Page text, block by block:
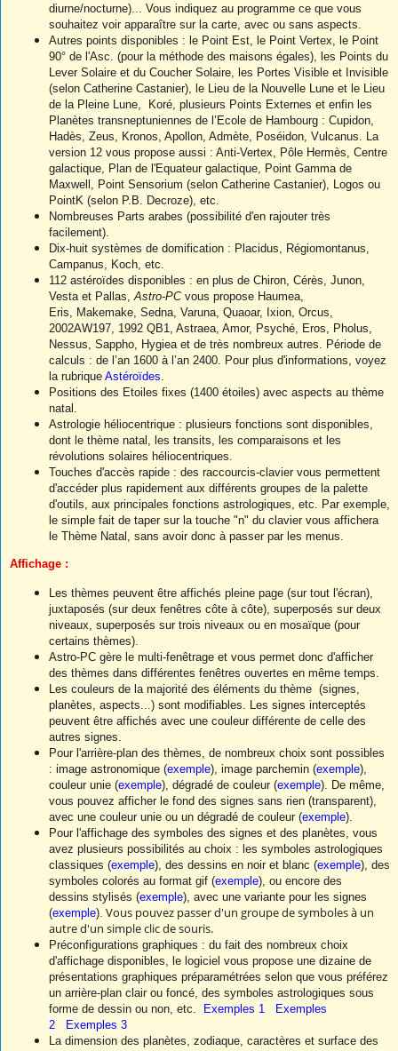
diurne/nocturne)... Vous indiquez au programme ce que vous
souhaitez voir apparaître sur la carte, avec ou sans aspects.
Autres points disponibles : le Point Est, le Point Vertex, le Point
90° de l'Asc. (pour la méthode des maisons égales), les Points du
Lever Solaire et du Coucher Solaire, les Portes Visible et Invisible
(selon Catherine Castanier), le Lieu de la Nouvelle Lune et le Lieu
de la Pleine Lune, Koré, plusieurs Points Externes et enfin les
Planètes transneptuniennes de l’Ecole de Hambourg : Cupidon,
Hadès, Zeus, Kronos, Apollon, Admète, Poséidon, Vulcanus. La
version 12 vous propose aussi : Anti-Vertex, Pôle Hermès, Centre
galactique, Plan de l'Equateur galactique, Point Gamma de
Maxwell, Point Sensorium (selon Catherine Castanier), Logos ou
PointK (selon P.B. Decroze), etc.
Nombreuses Parts arabes (possibilité d'en rajouter très
facilement).
Dix-huit systèmes de domification : Placidus, Régiomontanus,
Campanus, Koch, etc.
112 astéroïdes disponibles : en plus de Chiron, Cérès, Junon,
Vesta et Pallas, Astro-PC vous propose Haumea,
Eris, Makemake, Sedna, Varuna, Quaoar, Ixion, Orcus,
2002AW197, 1992 QB1, Astraea, Amor, Psyché, Eros, Pholus,
Nessus, Sappho, Hygiea et de très nombreux autres. Période de
calculs : de l’an 1600 à l’an 2400. Pour plus d'informations, voyez
la rubrique Astéroïdes
Positions des Etoiles fixes (1400 étoiles) avec aspects au thème
natal.
Astrologie héliocentrique : plusieurs fonctions sont disponibles,
dont le thème natal, les transits, les comparaisons et les
révolutions solaires héliocentriques.
Touches d'accès rapide : des raccourcis-clavier vous permettent
d'accéder plus rapidement aux différents groupes de la palette
d'outils, aux principales fonctions astrologiques, etc. Par exemple,
le simple fait de taper sur la touche "n" du clavier vous affichera
le Thème Natal, sans avoir donc à passer par les menus.
Affichage :
Les thèmes peuvent être affichés pleine page (sur tout l'écran),
juxtaposés (sur deux fenêtres côte à côte), superposés sur deux
niveaux, superposés sur trois niveaux ou en mosaïque (pour
certains thèmes).
Astro-PC gère le multi-fenêtrage et vous permet donc d'afficher
des thèmes dans différentes fenêtres ouvertes en même temps.
Les couleurs de la majorité des éléments du thème (signes,
planètes, aspects...) sont modifiables. Les signes interceptés
peuvent être affichés avec une couleur différente de celle des
autres signes.
Pour l'arrière-plan des thèmes, de nombreux choix sont possibles
: image astronomique (exemple), image parchemin (exemple),
couleur unie (exemple), dégradé de couleur (exemple). De même,
vous pouvez afficher le fond des signes sans rien (transparent),
avec une couleur unie ou un dégradé de couleur (exemple).
Pour l'affichage des symboles des signes et des planètes, vous
avez plusieurs possibilités au choix : les symboles astrologiques
classiques (exemple), des dessins en noir et blanc (exemple), des
symboles colorés au format gif (exemple), ou encore des
dessins stylisés (exemple), avec une variante pour les signes
(exemple). Vous pouvez passer d'un groupe de symboles à un
autre d'un simple clic de souris.
Préconfigurations graphiques : du fait des nombreux choix
d'affichage disponibles, le logiciel vous propose une dizaine de
présentations graphiques préparamétrées selon que vous préférez
un arrière-plan clair ou foncé, des symboles astrologiques sous
forme de dessin ou non, etc. Exemples 1
Exemples
2
Exemples 3
La dimension des planètes, zodiaque, caractères et surface des